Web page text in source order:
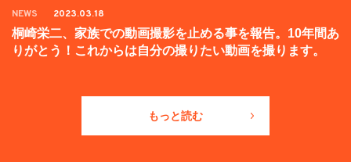
NEWS 2023.03.18
桐崎栄二、家族での動画撮影を止める事を報告。10年間あ
りがとう！これからは自分の撮りたい動画を撮ります。
もっと読む